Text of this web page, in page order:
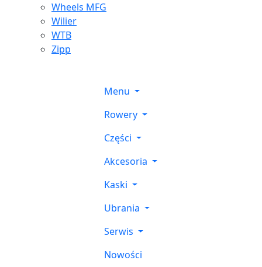
Wheels MFG
Wilier
WTB
Zipp
Menu
Rowery
Części
Akcesoria
Kaski
Ubrania
Serwis
Nowości